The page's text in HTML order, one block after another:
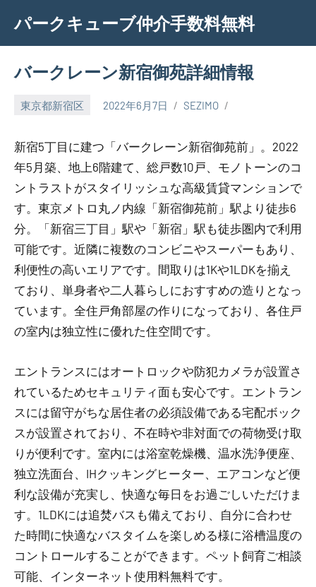
content
パークキューブ仲介手数料無料
バークレーン新宿御苑詳細情報
東京都新宿区 2022年6月7日 SEZIMO
新宿5丁目に建つ「バークレーン新宿御苑前」。2022
年5月築、地上6階建て、総戸数10戸、モノトーンのコ
ントラストがスタイリッシュな高級賃貸マンションで
す。東京メトロ丸ノ内線「新宿御苑前」駅より徒歩6
分。「新宿三丁目」駅や「新宿」駅も徒歩圏内で利用
可能です。近隣に複数のコンビニやスーパーもあり、
利便性の高いエリアです。間取りは1Kや1LDKを揃え
ており、単身者や二人暮らしにおすすめの造りとなっ
ています。全住戸角部屋の作りになっており、各住戸
の室内は独立性に優れた住空間です。
エントランスにはオートロックや防犯カメラが設置さ
れているためセキュリティ面も安心です。エントラン
スには留守がちな居住者の必須設備である宅配ボック
スが設置されており、不在時や非対面での荷物受け取
りが便利です。室内には浴室乾燥機、温水洗浄便座、
独立洗面台、IHクッキングヒーター、エアコンなど便
利な設備が充実し、快適な毎日をお過ごしいただけま
す。1LDKには追焚バスも備えており、自分に合わせ
た時間に快適なバスタイムを楽しめる様に浴槽温度の
コントロールすることができます。ペット飼育ご相談
可能、インターネット使用料無料です。